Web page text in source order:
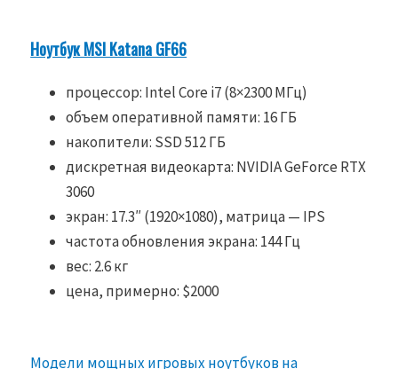
Ноутбук MSI Katana GF66
процессор: Intel Core i7 (8×2300 МГц)
объем оперативной памяти: 16 ГБ
накопители: SSD 512 ГБ
дискретная видеокарта: NVIDIA GeForce RTX
3060
экран: 17.3″ (1920×1080), матрица — IPS
частота обновления экрана: 144 Гц
вес: 2.6 кг
цена, примерно: $2000
Модели мощных игровых ноутбуков на